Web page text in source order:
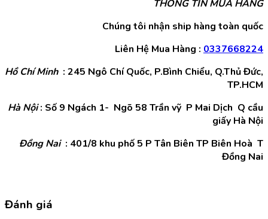
THÔNG TIN MUA HÀNG
Chúng tôi nhận ship hàng toàn quốc
Liên Hệ Mua Hàng : 0337668224
Hồ Chí Minh: 245 Ngô Chí Quốc, P.Bình Chiểu, Q.Thủ Đức,
TP.HCM
Hà Nội: Số 9 Ngách 1- Ngõ 58 Trần vỹ P Mai Dịch Q cầu
giấy Hà Nội
Đồng Nai: 401/8 khu phố 5 P Tân Biên TP Biên Hoà T
Đồng Nai
Đánh giá